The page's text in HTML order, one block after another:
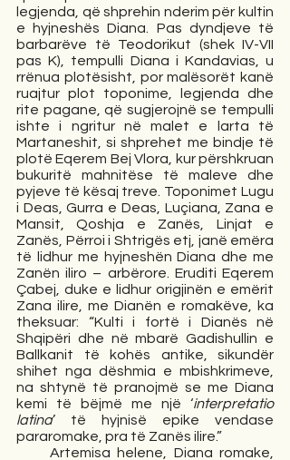
legjenda, që shprehin nderim për kultin
e hyjneshës Diana. Pas dyndjeve të
barbarëve të Teodorikut (shek IV-VII
pas K), tempulli Diana i Kandavias, u
rrënua plotësisht, por malësorët kanë
ruajtur plot toponime, legjenda dhe
rite pagane, që sugjerojnë se tempulli
ishte i ngritur në malet e larta të
Martaneshit, si shprehet me bindje të
plotë Eqerem Bej Vlora, kur përshkruan
bukuritë mahnitëse të maleve dhe
pyjeve të kësaj treve. Toponimet Lugu
i Deas, Gurra e Deas, Luçiana, Zana e
Mansit, Qoshja e Zanës, Linjat e
Zanës, Përroi i Shtrigës etj, janë emëra
të lidhur me hyjneshën Diana dhe me
Zanën iliro – arbërore. Eruditi Eqerem
Çabej, duke e lidhur origjinën e emërit
Zana ilire, me Dianën e romakëve, ka
theksuar: “Kulti i fortë i Dianës në
Shqipëri dhe në mbarë Gadishullin e
Ballkanit të kohës antike, sikundër
shihet nga dëshmia e mbishkrimeve,
na shtynë të pranojmë se me Diana
kemi të bëjmë me një ‘interpretatio
latina’ të hyjnisë epike vendase
pararomake, pra të Zanës ilire.”